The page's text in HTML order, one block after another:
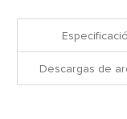
Descargas de